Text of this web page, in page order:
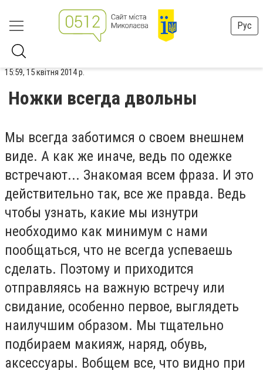
Рус
15:59, 15 квітня 2014 р.
Ножки всегда двольны
Мы всегда заботимся о своем внешнем
виде. А как же иначе, ведь по одежке
встречают... Знакомая всем фраза. И это
действительно так, все же правда. Ведь
чтобы узнать, какие мы изнутри
необходимо как минимум с нами
пообщаться, что не всегда успеваешь
сделать. Поэтому и приходится
отправляясь на важную встречу или
свидание, особенно первое, выглядеть
наилучшим образом. Мы тщательно
подбираем макияж, наряд, обувь,
аксессуары. Вобщем все, что видно при